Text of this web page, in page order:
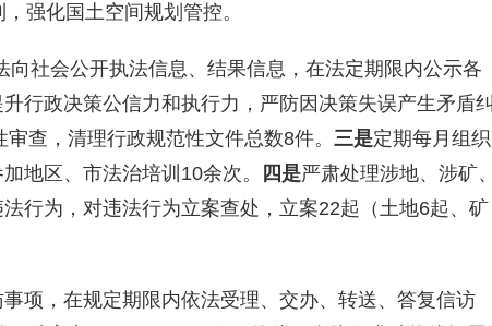
强化国土空间规划管控。
向社会公开执法信息、结果信息，在法定期限内公示各
行政决策公信力和执行力，严防因决策失误产生矛盾
查， 清理行政规范性文件总数8件。 三是定期每月组织
地区、 市法治培训 10余次。 四是严肃处理涉地、涉矿
行为，对违法行为立案查处，立案22起（土地6起、矿
项，在规定期限内依法受理、交办、转送、答复信访